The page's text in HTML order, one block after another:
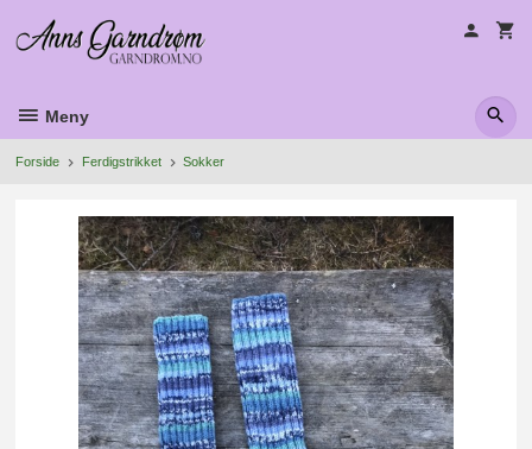
Meny
Forside Ferdigstrikket Sokker